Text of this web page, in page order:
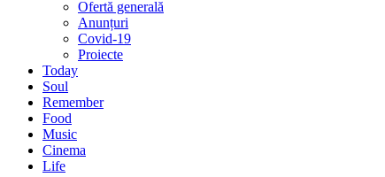
Ofertă generală
Anunțuri
Covid-19
Proiecte
Today
Soul
Remember
Food
Music
Cinema
Life